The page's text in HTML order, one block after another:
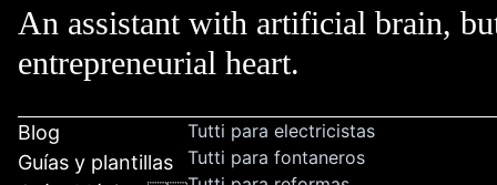
An assistant with artificial brain,
entrepreneurial heart.
Blog
Guías y plantillas
Tutti para electricistas
Tutti para fontaneros